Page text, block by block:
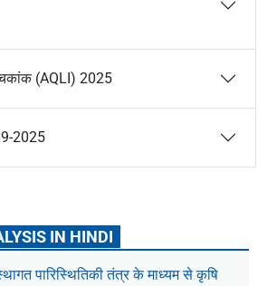
(AQLI) 2025
2025
IN HINDI
पारिस्थितिकी तंत्र के माध्यम से कृषि